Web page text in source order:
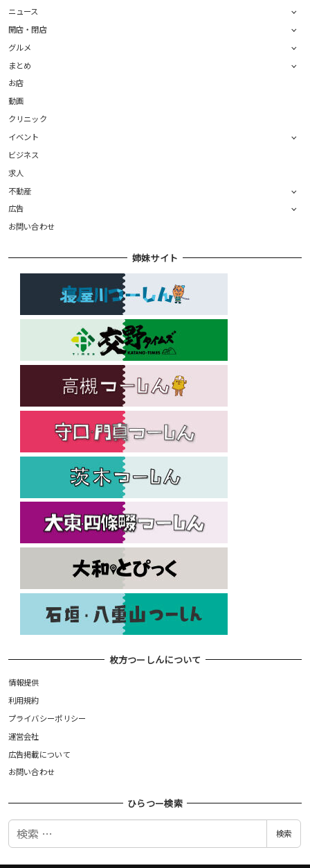
ニュース
開店・閉店
グルメ
まとめ
お店
動画
クリニック
イベント
ビジネス
求人
不動産
広告
お問い合わせ
姉妹サイト
枚方つーしんについて
情報提供
利用規約
プライバシーポリシー
運営会社
広告掲載について
お問い合わせ
ひらつー検索
検
検索